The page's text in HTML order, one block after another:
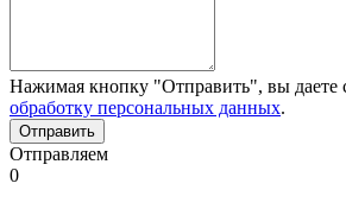
Нажимая кнопку "Отправить", вы даете
обработку персональных данных.
Отправляем
0